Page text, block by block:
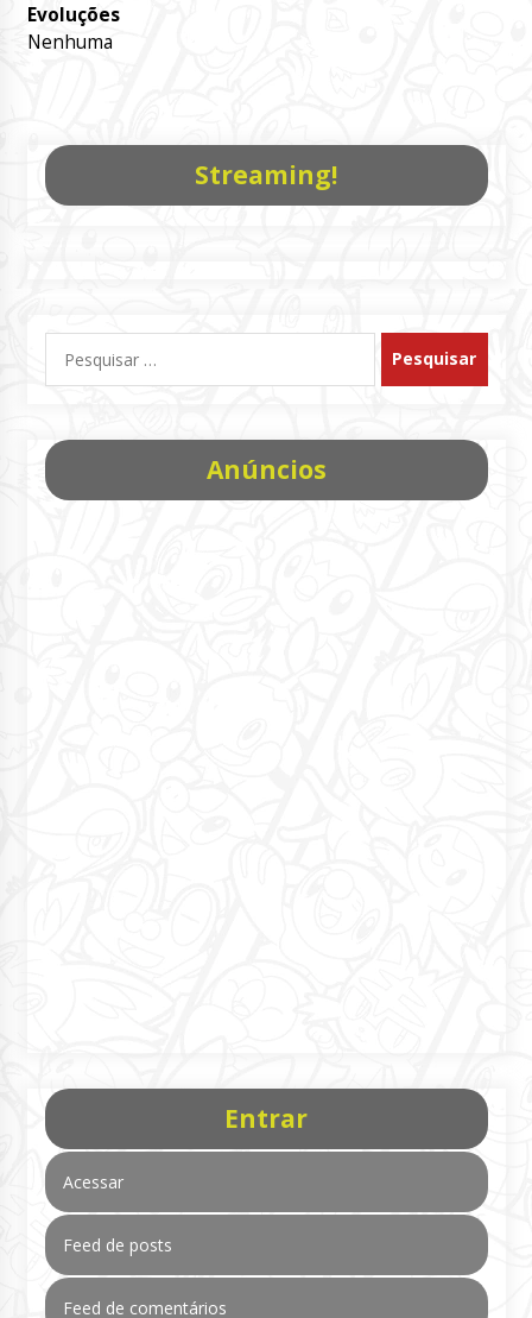
Evoluções
Nenhuma
Streaming!
por:
Anúncios
Entrar
Acessar
Feed de posts
Feed de comentários